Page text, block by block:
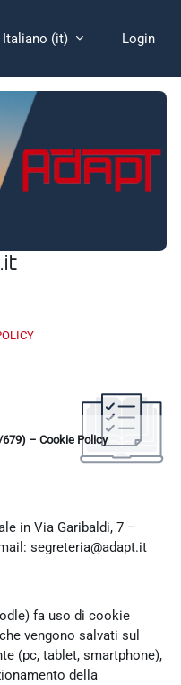
Italiano ‎(it)‎ Login
679) – Cookie Policy
in Via Garibaldi, 7 –
segreteria@adapt.it
fa uso di cookie
vengono salvati sul
(pc, tablet, smartphone),
della